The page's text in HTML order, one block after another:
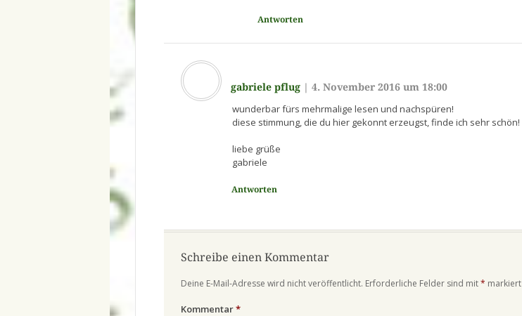
Antworten
gabriele pflug |4. November 2016 um 18:00
wunderbar fürs mehrmalige lesen und nachspüren!
diese stimmung, die du hier gekonnt erzeugst, finde ich sehr schön!
liebe grüße
gabriele
Antworten
Schreibe einen Kommentar
Deine E-Mail-Adresse wird nicht veröffentlicht. Erforderliche Felder sind mit* markiert
Kommentar*